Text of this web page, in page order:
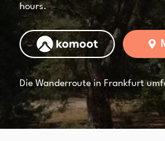
hours.
Die Wanderroute in Frankfurt